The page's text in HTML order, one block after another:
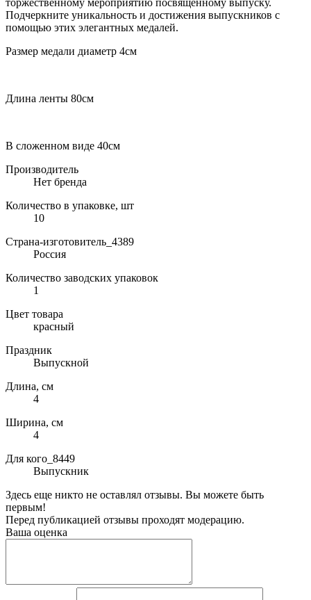
торжественному мероприятию посвященному выпуску.
Подчеркните уникальность и достижения выпускников с
помощью этих элегантных медалей.
Размер медали диаметр 4см
Длина ленты 80см
В сложенном виде 40см
Производитель
Нет бренда
Количество в упаковке, шт
10
Страна-изготовитель_4389
Россия
Количество заводских упаковок
1
Цвет товара
красный
Праздник
Выпускной
Длина, см
4
Ширина, см
4
Для кого_8449
Выпускник
Здесь еще никто не оставлял отзывы. Вы можете быть
первым!
Перед публикацией отзывы проходят модерацию.
Ваша оценка